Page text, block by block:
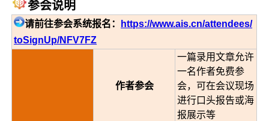
参会说明
请前往参会系统报名：
https://www.ais.cn/attendees/
toSignUp/NFV7FZ
作者参会
一篇录用文章允许
一名作者免费参
会，可在会议现场
进行口头报告或海
报展示等